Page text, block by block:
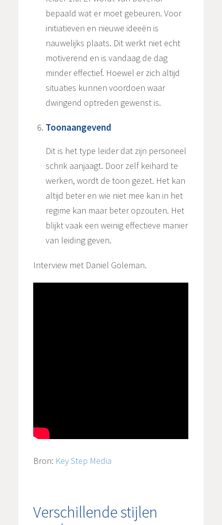
bepaald wat er moet gebeuren. Voor
initiatieven en nieuwe ideeën is
nauwelijks plaats. Dit werkt niet echt
motiverend en is vandaag de dag
minder effectief. Hoewel er zich altijd
situaties kunnen voordoen waar
dwingend optreden gewenst is.
Toonaangevend
Dit is het type leider dat zijn personeel
schrik aanjaagt. Door zelf keihard te
werken, wordt de toon gezet. Het kan
altijd beter en wie niet mee kan in het
regime kan maar beter opzouten. Het
blijkt vaak een weinig effectieve manier
van leiding geven.
Interview met Daniel Goleman.
Bron: Key Step Media
Verschillende stijlen